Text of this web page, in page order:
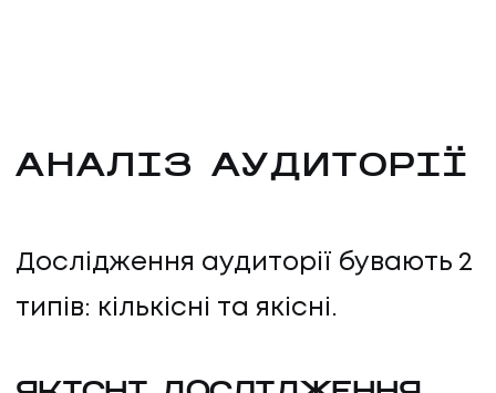
АНАЛІЗ АУДИТОРІЇ
Дослідження аудиторії бувають 2
типів: кількісні та якісні.